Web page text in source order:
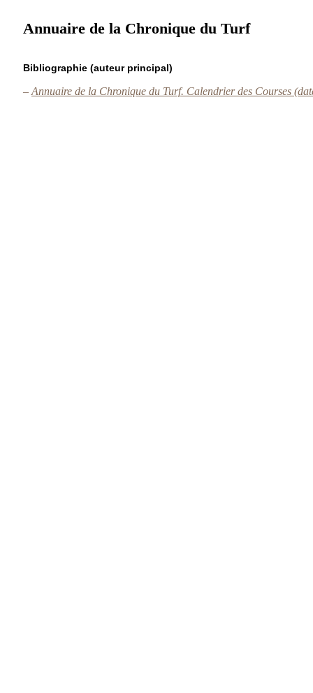
Annuaire de la Chronique du Turf
Bibliographie (auteur principal)
– Annuaire de la Chronique du Turf. Calendrier des Courses